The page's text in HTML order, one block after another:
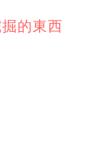
的東西